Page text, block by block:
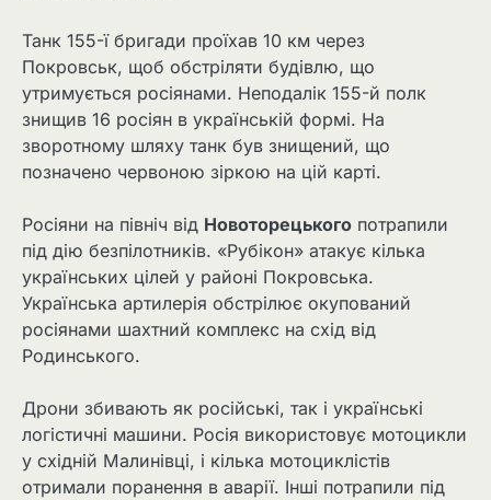
Танк 155-ї бригади проїхав 10 км через
Покровськ, щоб обстріляти будівлю, що
утримується росіянами. Неподалік 155-й полк
знищив 16 росіян в українській формі. На
зворотному шляху танк був знищений, що
позначено червоною зіркою на цій карті.
Росіяни на північ від Новоторецького потрапили
під дію безпілотників. «Рубікон» атакує кілька
українських цілей у районі Покровська.
Українська артилерія обстрілює окупований
росіянами шахтний комплекс на схід від
Родинського.
Дрони збивають як російські, так і українські
логістичні машини. Росія використовує мотоцикли
у східній Малинівці, і кілька мотоциклістів
отримали поранення в аварії. Інші потрапили під